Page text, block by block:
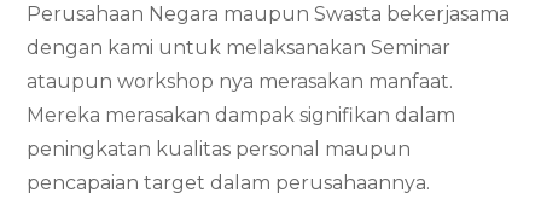
Perusahaan Negara maupun Swasta bekerjasama
dengan kami untuk melaksanakan Seminar
ataupun workshop nya merasakan manfaat.
Mereka merasakan dampak signifikan dalam
peningkatan kualitas personal maupun
pencapaian target dalam perusahaannya.